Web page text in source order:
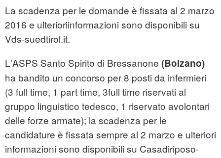
La scadenza per le domande è fissata al 2 marzo
2016 e ulterioriinformazioni sono disponibili su
Vds-suedtirol.it.
L'ASPS Santo Spirito di Bressanone (Bolzano)
ha bandito un concorso per 8 posti da infermieri
(3 full time, 1 part time, 3full time riservati al
gruppo linguistico tedesco, 1 riservato avolontari
delle forze armate); la scadenza per le
candidature è fissata sempre al 2 marzo e ulteriori
informazioni sono disponibili su Casadiriposo-